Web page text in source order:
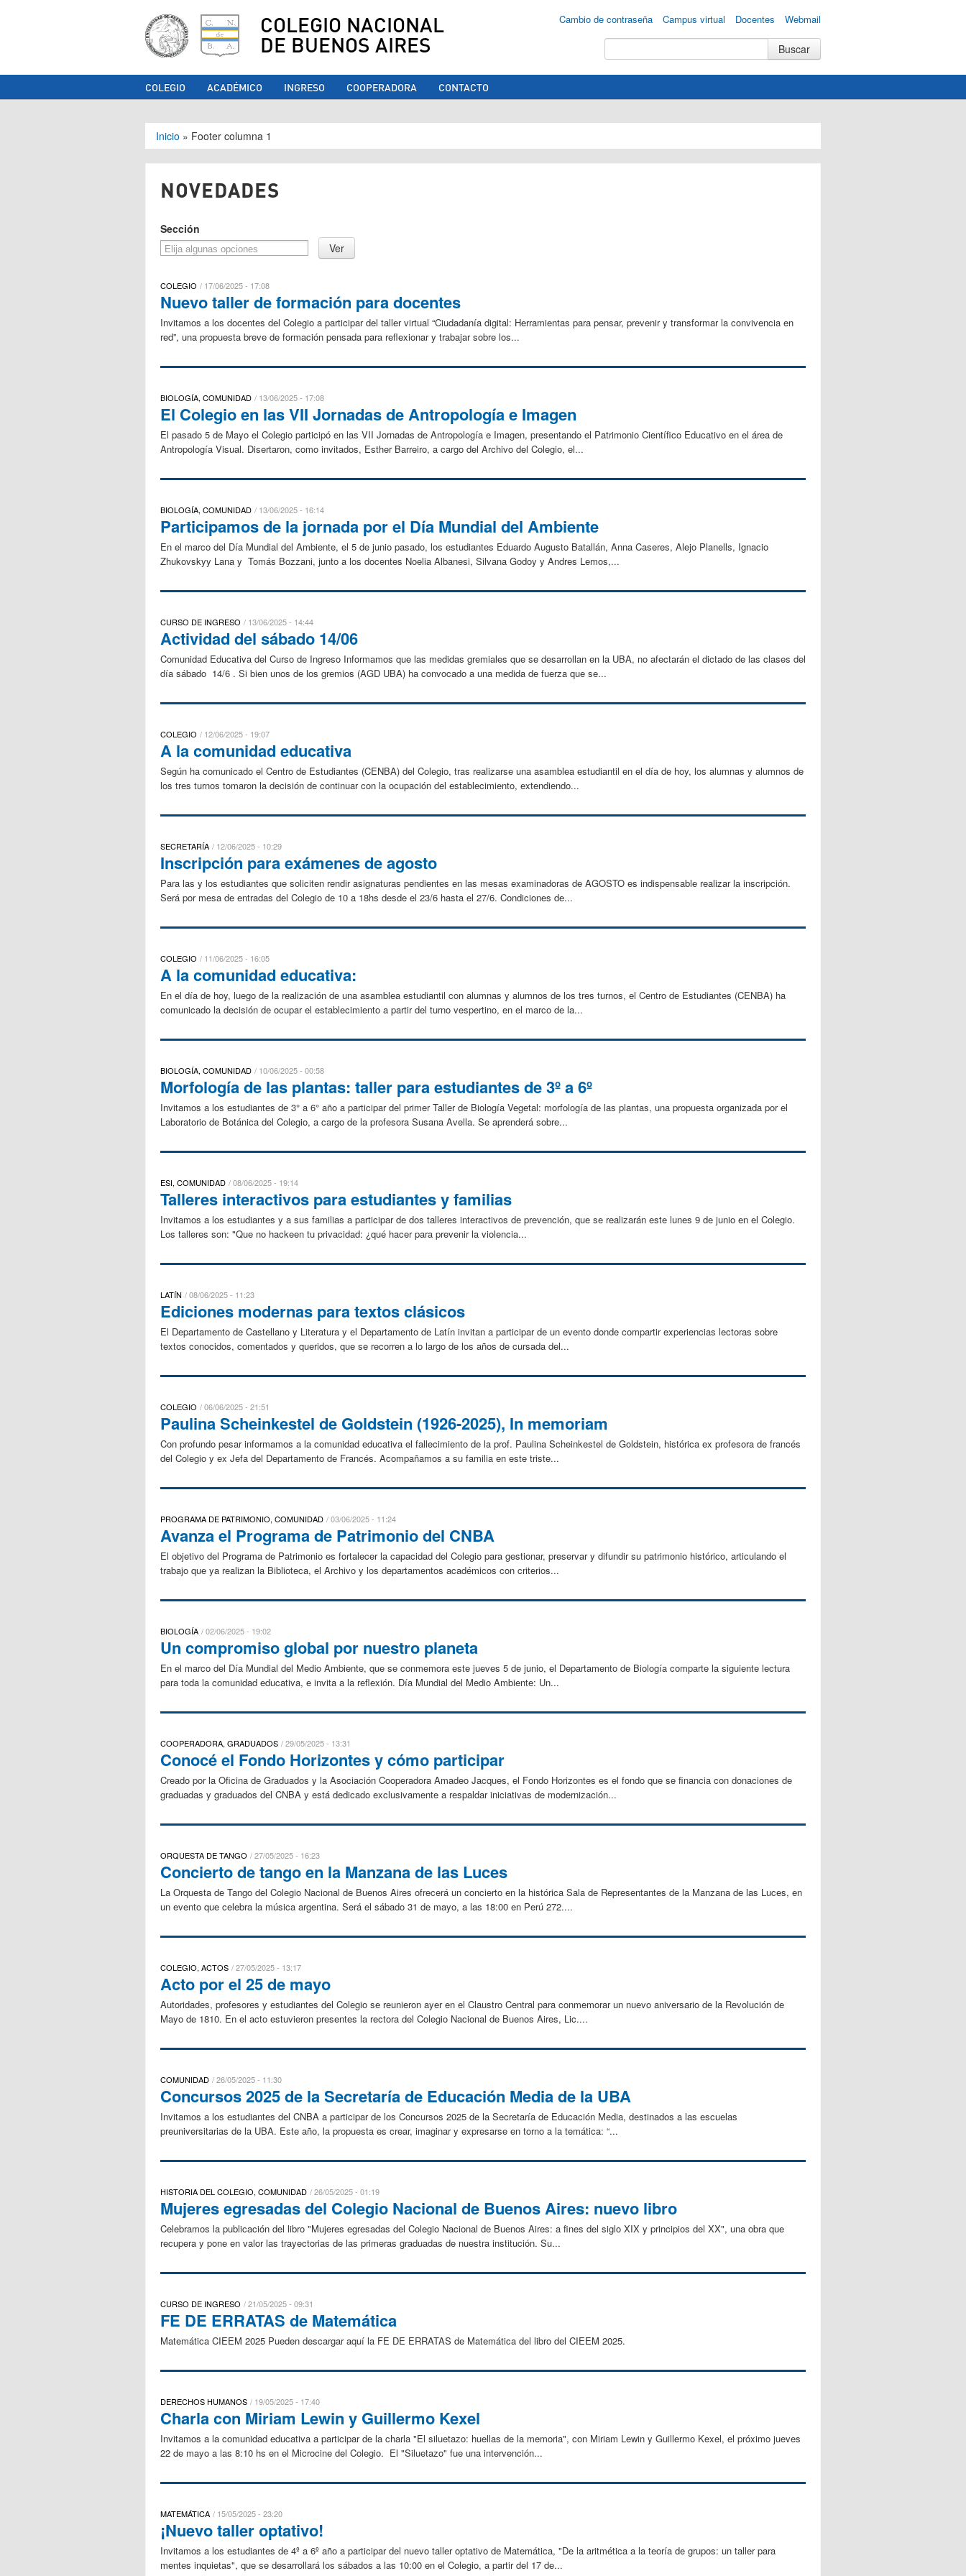
COLEGIO NACIONAL
DE BUENOS AIRES
Cambio de contraseña Campus virtual Docentes Webmail
COLEGIO ACADÉMICO INGRESO COOPERADORA CONTACTO
Se encuentra usted aquí
Inicio » Footer columna 1
NOVEDADES
Sección
COLEGIO 17/06/2025 - 17:08
Nuevo taller de formación para docentes
Invitamos a los docentes del Colegio a participar del taller virtual “Ciudadanía digital: Herramientas para pensar, prevenir y transformar la convivencia en
red”, una propuesta breve de formación pensada para reflexionar y trabajar sobre los...
BIOLOGÍA, COMUNIDAD 13/06/2025 - 17:08
El Colegio en las VII Jornadas de Antropología e Imagen
El pasado 5 de Mayo el Colegio participó en las VII Jornadas de Antropología e Imagen, presentando el Patrimonio Científico Educativo en el área de
Antropología Visual. Disertaron, como invitados, Esther Barreiro, a cargo del Archivo del Colegio, el...
BIOLOGÍA, COMUNIDAD 13/06/2025 - 16:14
Participamos de la jornada por el Día Mundial del Ambiente
En el marco del Día Mundial del Ambiente, el 5 de junio pasado, los estudiantes Eduardo Augusto Batallán, Anna Caseres, Alejo Planells, Ignacio
Zhukovskyy Lana y Tomás Bozzani, junto a los docentes Noelia Albanesi, Silvana Godoy y Andres Lemos,...
CURSO DE INGRESO 13/06/2025 - 14:44
Actividad del sábado 14/06
Comunidad Educativa del Curso de Ingreso Informamos que las medidas gremiales que se desarrollan en la UBA, no afectarán el dictado de las clases del
día sábado 14/6 . Si bien unos de los gremios (AGD UBA) ha convocado a una medida de fuerza que se...
COLEGIO 12/06/2025 - 19:07
A la comunidad educativa
Según ha comunicado el Centro de Estudiantes (CENBA) del Colegio, tras realizarse una asamblea estudiantil en el día de hoy, los alumnas y alumnos de
los tres turnos tomaron la decisión de continuar con la ocupación del establecimiento, extendiendo...
SECRETARÍA 12/06/2025 - 10:29
Inscripción para exámenes de agosto
Para las y los estudiantes que soliciten rendir asignaturas pendientes en las mesas examinadoras de AGOSTO es indispensable realizar la inscripción.
Será por mesa de entradas del Colegio de 10 a 18hs desde el 23/6 hasta el 27/6. Condiciones de...
COLEGIO 11/06/2025 - 16:05
A la comunidad educativa:
En el día de hoy, luego de la realización de una asamblea estudiantil con alumnas y alumnos de los tres turnos, el Centro de Estudiantes (CENBA) ha
comunicado la decisión de ocupar el establecimiento a partir del turno vespertino, en el marco de la...
BIOLOGÍA, COMUNIDAD 10/06/2025 - 00:58
Morfología de las plantas: taller para estudiantes de 3º a 6º
Invitamos a los estudiantes de 3° a 6° año a participar del primer Taller de Biología Vegetal: morfología de las plantas, una propuesta organizada por el
Laboratorio de Botánica del Colegio, a cargo de la profesora Susana Avella. Se aprenderá sobre...
ESI, COMUNIDAD 08/06/2025 - 19:14
Talleres interactivos para estudiantes y familias
Invitamos a los estudiantes y a sus familias a participar de dos talleres interactivos de prevención, que se realizarán este lunes 9 de junio en el Colegio.
Los talleres son: "Que no hackeen tu privacidad: ¿qué hacer para prevenir la violencia...
LATÍN 08/06/2025 - 11:23
Ediciones modernas para textos clásicos
El Departamento de Castellano y Literatura y el Departamento de Latín invitan a participar de un evento donde compartir experiencias lectoras sobre
textos conocidos, comentados y queridos, que se recorren a lo largo de los años de cursada del...
COLEGIO 06/06/2025 - 21:51
Paulina Scheinkestel de Goldstein (1926-2025), In memoriam
Con profundo pesar informamos a la comunidad educativa el fallecimiento de la prof. Paulina Scheinkestel de Goldstein, histórica ex profesora de francés
del Colegio y ex Jefa del Departamento de Francés. Acompañamos a su familia en este triste...
PROGRAMA DE PATRIMONIO, COMUNIDAD 03/06/2025 - 11:24
Avanza el Programa de Patrimonio del CNBA
El objetivo del Programa de Patrimonio es fortalecer la capacidad del Colegio para gestionar, preservar y difundir su patrimonio histórico, articulando el
trabajo que ya realizan la Biblioteca, el Archivo y los departamentos académicos con criterios...
BIOLOGÍA 02/06/2025 - 19:02
Un compromiso global por nuestro planeta
En el marco del Día Mundial del Medio Ambiente, que se conmemora este jueves 5 de junio, el Departamento de Biología comparte la siguiente lectura
para toda la comunidad educativa, e invita a la reflexión. Día Mundial del Medio Ambiente: Un...
COOPERADORA, GRADUADOS 29/05/2025 - 13:31
Conocé el Fondo Horizontes y cómo participar
Creado por la Oficina de Graduados y la Asociación Cooperadora Amadeo Jacques, el Fondo Horizontes es el fondo que se financia con donaciones de
graduadas y graduados del CNBA y está dedicado exclusivamente a respaldar iniciativas de modernización...
ORQUESTA DE TANGO 27/05/2025 - 16:23
Concierto de tango en la Manzana de las Luces
La Orquesta de Tango del Colegio Nacional de Buenos Aires ofrecerá un concierto en la histórica Sala de Representantes de la Manzana de las Luces, en
un evento que celebra la música argentina. Será el sábado 31 de mayo, a las 18:00 en Perú 272....
COLEGIO, ACTOS 27/05/2025 - 13:17
Acto por el 25 de mayo
Autoridades, profesores y estudiantes del Colegio se reunieron ayer en el Claustro Central para conmemorar un nuevo aniversario de la Revolución de
Mayo de 1810. En el acto estuvieron presentes la rectora del Colegio Nacional de Buenos Aires, Lic....
COMUNIDAD 26/05/2025 - 11:30
Concursos 2025 de la Secretaría de Educación Media de la UBA
Invitamos a los estudiantes del CNBA a participar de los Concursos 2025 de la Secretaría de Educación Media, destinados a las escuelas
preuniversitarias de la UBA. Este año, la propuesta es crear, imaginar y expresarse en torno a la temática: “...
HISTORIA DEL COLEGIO, COMUNIDAD 26/05/2025 - 01:19
Mujeres egresadas del Colegio Nacional de Buenos Aires: nuevo libro
Celebramos la publicación del libro "Mujeres egresadas del Colegio Nacional de Buenos Aires: a fines del siglo XIX y principios del XX", una obra que
recupera y pone en valor las trayectorias de las primeras graduadas de nuestra institución. Su...
CURSO DE INGRESO 21/05/2025 - 09:31
FE DE ERRATAS de Matemática
Matemática CIEEM 2025 Pueden descargar aquí la FE DE ERRATAS de Matemática del libro del CIEEM 2025.
DERECHOS HUMANOS 19/05/2025 - 17:40
Charla con Miriam Lewin y Guillermo Kexel
Invitamos a la comunidad educativa a participar de la charla "El siluetazo: huellas de la memoria", con Miriam Lewin y Guillermo Kexel, el próximo jueves
22 de mayo a las 8:10 hs en el Microcine del Colegio. El "Siluetazo" fue una intervención...
MATEMÁTICA 15/05/2025 - 23:20
¡Nuevo taller optativo!
Invitamos a los estudiantes de 4º a 6º año a participar del nuevo taller optativo de Matemática, "De la aritmética a la teoría de grupos: un taller para
mentes inquietas", que se desarrollará los sábados a las 10:00 en el Colegio, a partir del 17 de...